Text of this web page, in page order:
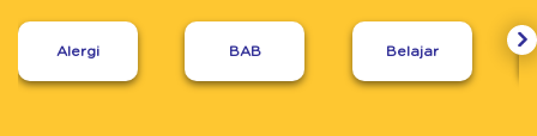
Alergi BAB Belajar